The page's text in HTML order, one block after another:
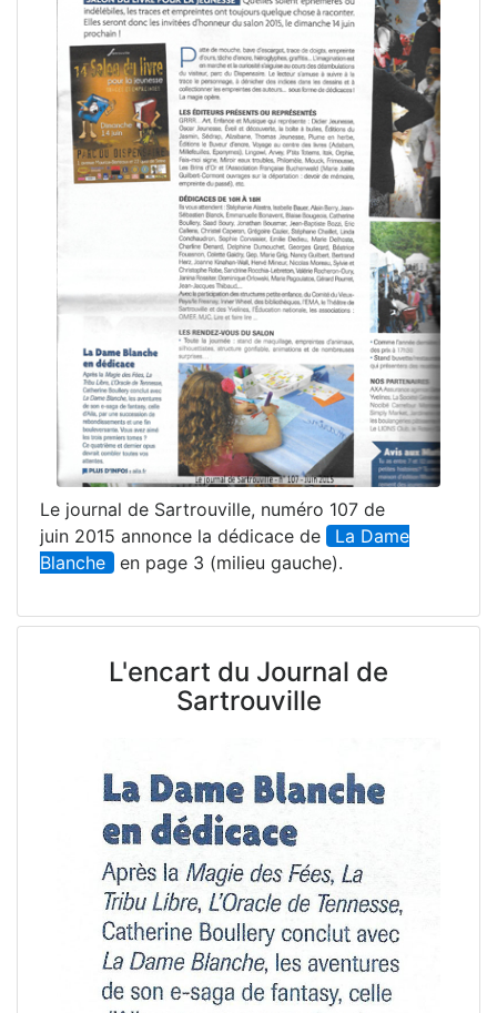
Le journal de Sartrouville, numéro 107 de
juin 2015 annonce la dédicace de
La Dame
Blanche
en page 3 (milieu gauche).
L'encart du Journal de
Sartrouville